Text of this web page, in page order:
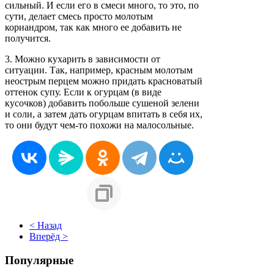
сильный. И если его в смеси много, то это, по
сути, делает смесь просто молотым
кориандром, так как много ее добавить не
получится.
3. Можно кухарить в зависимости от
ситуации. Так, например, красным молотым
неострым перцем можно придать красноватый
оттенок супу. Если к огурцам (в виде
кусочков) добавить побольше сушеной зелени
и соли, а затем дать огурцам впитать в себя их,
то они будут чем-то похожи на малосольные.
< Назад
Вперёд >
Популярные